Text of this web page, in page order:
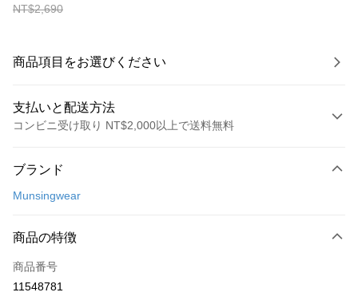
NT$2,690
商品項目をお選びください
支払いと配送方法
コンビニ受け取り NT$2,000以上で送料無料
クレジットカード1回払い
LINE Pay
Apple Pay
ブランド
Munsingwear
商品の特徴
商品番号
11548781